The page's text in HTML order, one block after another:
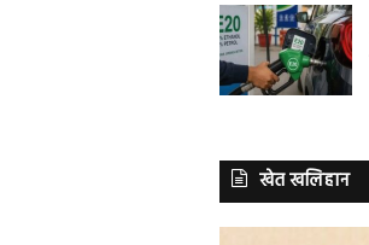
खेत खलिहान